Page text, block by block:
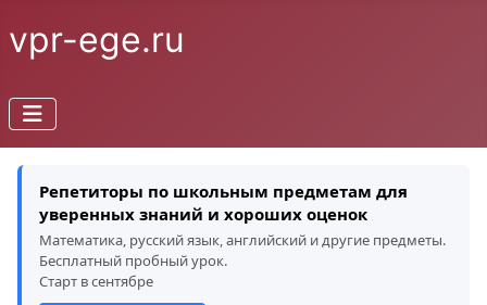
vpr-ege.ru
Репетиторы по школьным предметам для
уверенных знаний и хороших оценок
Математика, русский язык, английский и другие предметы.
Бесплатный пробный урок.
Старт в сентябре